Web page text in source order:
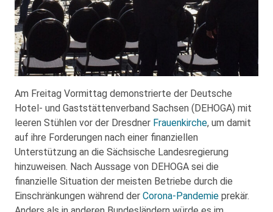
Am Freitag Vormittag demonstrierte der Deutsche
Hotel- und Gaststättenverband Sachsen (DEHOGA) mit
leeren Stühlen vor der Dresdner Frauenkirche, um damit
auf ihre Forderungen nach einer finanziellen
Unterstützung an die Sächsische Landesregierung
hinzuweisen. Nach Aussage von DEHOGA sei die
finanzielle Situation der meisten Betriebe durch die
Einschränkungen während der Corona-Pandemie prekär.